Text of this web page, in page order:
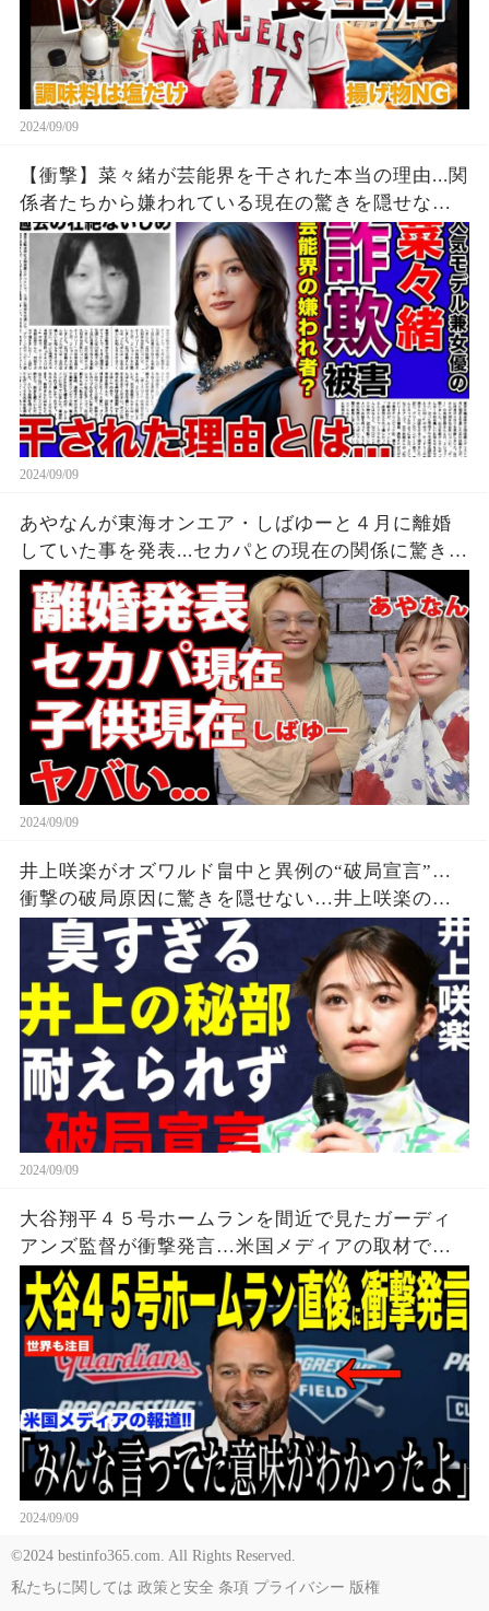
2024/09/09
【衝撃】菜々緒が芸能界を干された本当の理由...関
係者たちから嫌われている現在の驚きを隠せな
い！！詐欺被害にまで遭っている衝撃の現在...過去
の壮絶ないじめに一同驚愕！！
2024/09/09
あやなんが東海オンエア・しばゆーと４月に離婚
していた事を発表...セカパとの現在の関係に驚きを
隠せない...『しばゆー＆あやなん』夫婦の精神崩壊
した現在がヤバい...
2024/09/09
井上咲楽がオズワルド畠中と異例の“破局宣言”…
衝撃の破局原因に驚きを隠せない…井上咲楽の介
護生活の真相
2024/09/09
大谷翔平４５号ホームランを間近で見たガーディ
アンズ監督が衝撃発言…米国メディアの取材で明
らかとなったロバーツ監督の「５０-５０」記録に
ついてが話題【海外の反応 MLBメジャー 野球】
2024/09/09
©2024 bestinfo365.com. All Rights Reserved.
私たちに関しては 政策と安全 条項 プライバシー 版権